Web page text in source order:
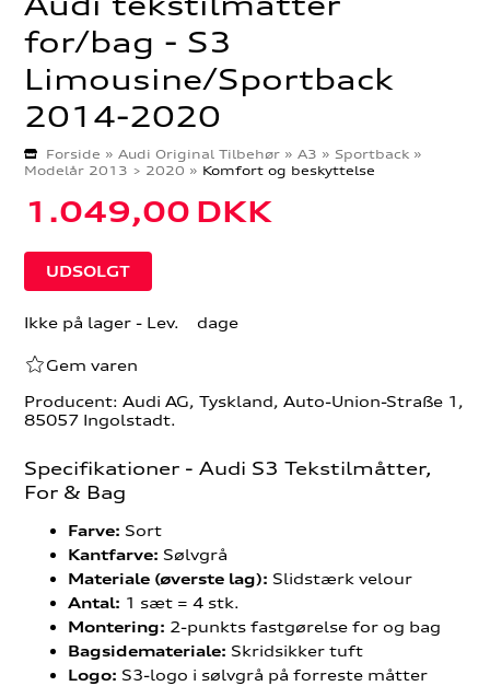
for/bag - S3
Limousine/Sportback
2014-2020
Forside »Audi Original Tilbehør »A3 »Sportback »
Modelår 2013 > 2020 » Komfort og beskyttelse
1.049,00 DKK
Ikke på lager- Lev. dage
Gem varen
Producent: Audi AG, Tyskland, Auto-Union-Straße 1,
85057 Ingolstadt.
Specifikationer - Audi S3 Tekstilmåtter,
For & Bag
Farve: Sort
Kantfarve: Sølvgrå
Materiale (øverste lag): Slidstærk velour
Antal: 1 sæt = 4 stk.
Montering: 2-punkts fastgørelse for og bag
Bagsidemateriale: Skridsikker tuft
Logo: S3-logo i sølvgrå på forreste måtter